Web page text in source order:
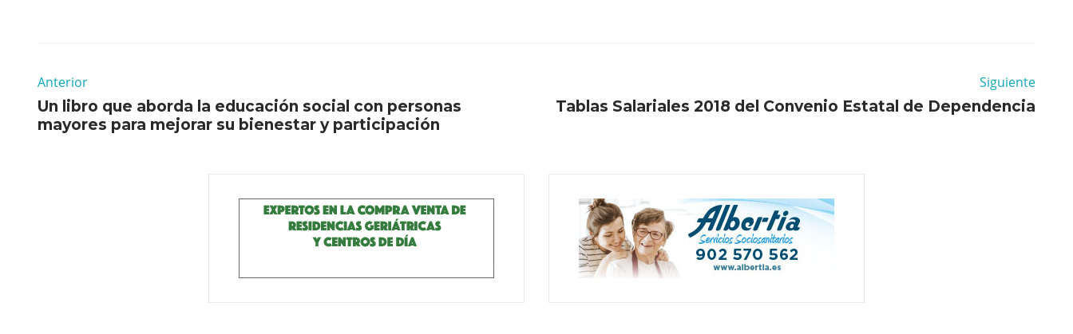
Anterior
Un libro que aborda la educación social con personas
mayores para mejorar su bienestar y participación
Siguiente
Tablas Salariales 2018 del Convenio Estatal de Dependencia